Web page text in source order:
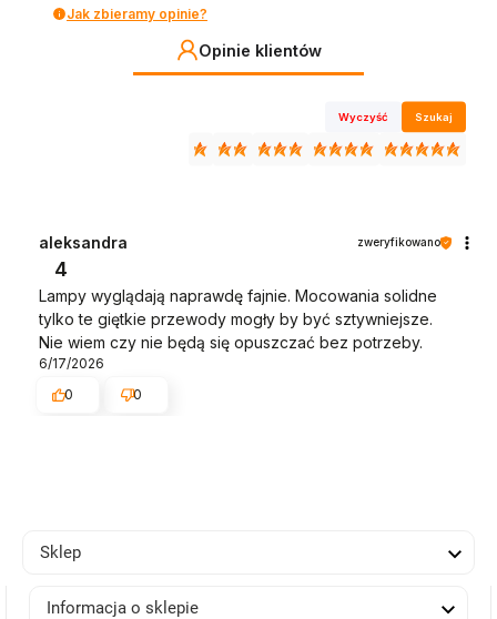
Jak zbieramy opinie?
Opinie klientów
Wyczyść Szukaj
aleksandra zweryfikowano
4
Lampy wyglądają naprawdę fajnie. Mocowania solidne
tylko te giętkie przewody mogły by być sztywniejsze.
Nie wiem czy nie będą się opuszczać bez potrzeby.
6/17/2026
0
0
Sklep 
Informacja o sklepie 